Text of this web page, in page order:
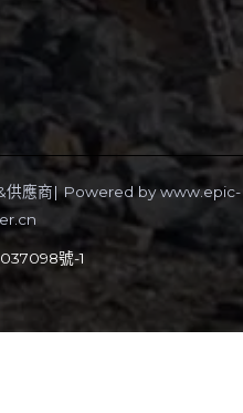
供應商| Powered bywww.epic-
號-1